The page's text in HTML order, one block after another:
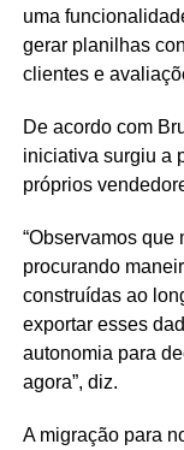
uma
gerar planilhas
clientes e
De acordo com
iniciativa surgiu a
próprios
“Observamos que
procurando
construídas ao
exportar esses
autonomia para
agora”, diz.
A migração para